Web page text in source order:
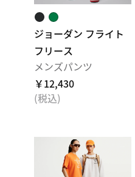
ジョーダン フライト
フリース
メンズパンツ
￥12,430
(税込)